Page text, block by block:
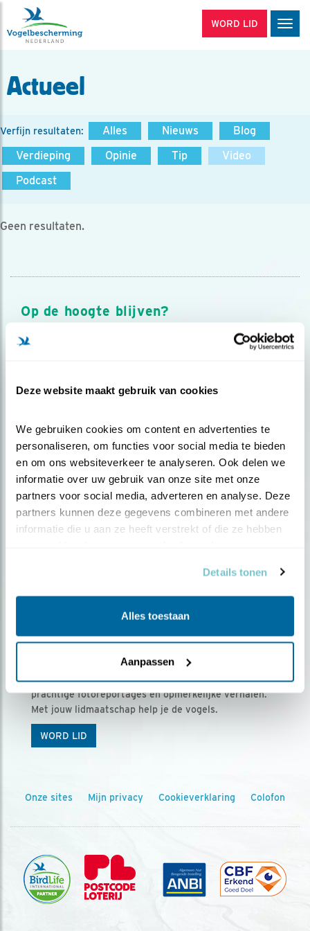
Deze website maakt gebruik van cookies
We gebruiken cookies om content en advertenties te
personaliseren, om functies voor social media te bieden
en om ons websiteverkeer te analyseren. Ook delen we
informatie over uw gebruik van onze site met onze
partners voor social media, adverteren en analyse. Deze
partners kunnen deze gegevens combineren met andere
informatie die u aan ze heeft verstrekt of die ze hebben
Details tonen
Alles toestaan
Aanpassen
WORD LID
Actueel
Verfijn resultaten: Alles Nieuws
Blog
Verdieping
Opinie Tip
Video
Podcast
Geen resultaten.
Op de hoogte blijven?
Meld je aan en ontvang nieuws, inspiratie, acties en tips
over vogels en activiteiten van Vogelbescherming.
Ontvang 5 x Vogels voor € 36,00 per jaar
Vogels is het tijdschrift voor onze leden, met
prachtige fotoreportages en opmerkelijke verhalen.
Met jouw lidmaatschap help je de vogels.
WORD LID
Onze sites Mijn privacy Cookieverklaring Colofon